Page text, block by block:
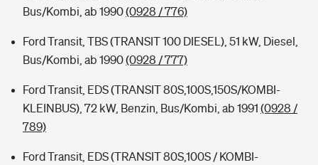
Bus/Kombi, ab 1990(0928 / 776)
Ford Transit, TBS (TRANSIT 100 DIESEL), 51 kW, Diesel,
Bus/Kombi, ab 1990(0928 / 777)
Ford Transit, EDS (TRANSIT 80S,100S,150S/KOMBI-
KLEINBUS), 72 kW, Benzin, Bus/Kombi, ab 1991 (0928 /
789)
Ford Transit, EDS (TRANSIT 80S,100S / KOMBI-